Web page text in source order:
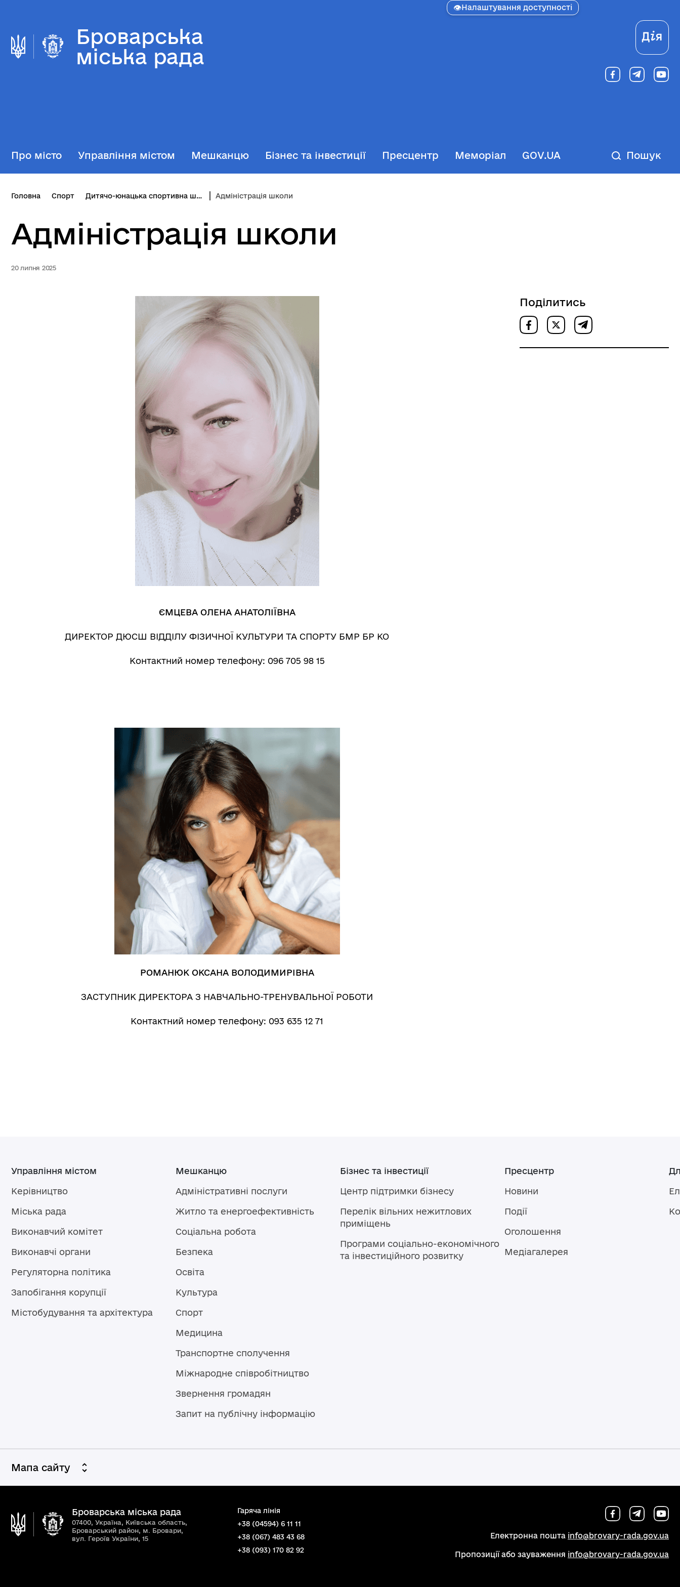
Броварська
міська рада
👁Налаштування доступності
Про місто Управління містом Мешканцю Бізнес та інвестиції Пресцентр Меморіал GOV.UA Пошук
Головна Спорт Дитячо-юнацька спортивна школа відділу фізичної культури та спорту Адміністрація школи
Адміністрація школи
20 липня 2025
ЄМЦЕВА ОЛЕНА АНАТОЛІЇВНА
ДИРЕКТОР ДЮСШ ВІДДІЛУ ФІЗИЧНОЇ КУЛЬТУРИ ТА СПОРТУ БМР БР КО
Контактний номер телефону: 096 705 98 15
РОМАНЮК ОКСАНА ВОЛОДИМИРІВНА
ЗАСТУПНИК ДИРЕКТОРА З НАВЧАЛЬНО-ТРЕНУВАЛЬНОЇ РОБОТИ
Контактний номер телефону: 093 635 12 71
Поділитись
Управління містом
Керівництво
Міська рада
Виконавчий комітет
Виконавчі органи
Регуляторна політика
Запобігання корупції
Містобудування та архітектура
Мешканцю
Адміністративні послуги
Житло та енергоефективність
Соціальна робота
Безпека
Освіта
Культура
Спорт
Медицина
Транспортне сполучення
Міжнародне співробітництво
Звернення громадян
Запит на публічну інформацію
Бізнес та інвестиції
Центр підтримки бізнесу
Перелік вільних нежитлових
приміщень
Програми соціально-економічного
та інвестиційного розвитку
Пресцентр
Новини
Події
Оголошення
Медіагалерея
Мапа сайту
Броварська міська рада
07400, Україна, Київська область,
Броварський район, м. Бровари,
вул. Героїв України, 15
Гаряча лінія
+38 (04594) 6 11 11
+38 (067) 483 43 68
+38 (093) 170 82 92
Електронна пошта info@brovary-rada.gov.ua
Пропозиції або зауваження info@brovary-rada.gov.ua